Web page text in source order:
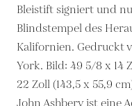
Bleistift signiert und
Blindstempel des
Kalifornien. Gedruckt
York. Bild: 49 5/8 x 14
22 Zoll (143,5 x 55,9